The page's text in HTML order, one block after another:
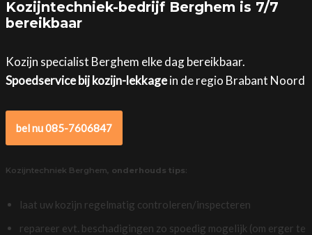
Kozijntechniek-bedrijf Berghem is 7/7
bereikbaar
Kozijn specialist Berghem elke dag bereikbaar.
Spoedservice bij kozijn-lekkagein de regio Brabant Noord
bel nu 085-7606847
Kozijntechniek Berghem, onderhouds tips:
laat uw kozijn regelmatig controleren/inspecteren
repareer evt. beschadigingen zo spoedig mogelijk (om erger te